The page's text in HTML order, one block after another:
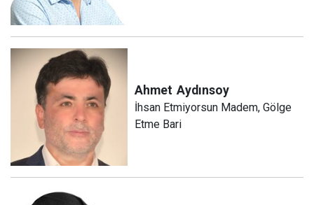
Ahmet Aydınsoy
İhsan Etmiyorsun Madem, Gölge
Etme Bari